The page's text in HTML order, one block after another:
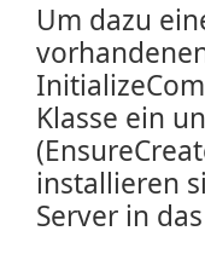
Um dazu
Klasse ein
installieren
Server in